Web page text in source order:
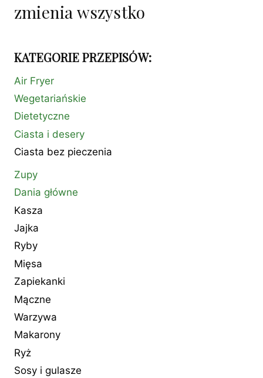
zmienia wszystko
KATEGORIE PRZEPISÓW:
Air Fryer
Wegetariańskie
Dietetyczne
Ciasta i desery
Ciasta bez pieczenia
Zupy
Dania główne
Kasza
Jajka
Ryby
Mięsa
Zapiekanki
Mączne
Warzywa
Makarony
Ryż
Sosy i gulasze